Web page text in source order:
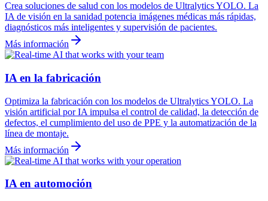
Crea soluciones de salud con los modelos de Ultralytics YOLO. La
IA de visión en la sanidad potencia imágenes médicas más rápidas,
diagnósticos más inteligentes y supervisión de pacientes.
Más información
IA en la fabricación
Optimiza la fabricación con los modelos de Ultralytics YOLO. La
visión artificial por IA impulsa el control de calidad, la detección de
defectos, el cumplimiento del uso de PPE y la automatización de la
línea de montaje.
Más información
IA en automoción